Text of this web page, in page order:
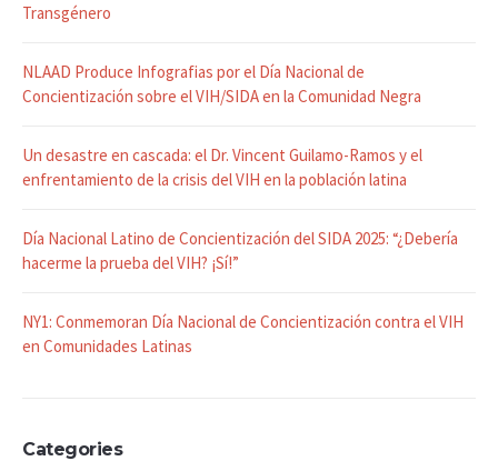
Transgénero
NLAAD Produce Infografias por el Día Nacional de
Concientización sobre el VIH/SIDA en la Comunidad Negra
Un desastre en cascada: el Dr. Vincent Guilamo-Ramos y el
enfrentamiento de la crisis del VIH en la población latina
Día Nacional Latino de Concientización del SIDA 2025: “¿Debería
hacerme la prueba del VIH? ¡Sí!”
NY1: Conmemoran Día Nacional de Concientización contra el VIH
en Comunidades Latinas
Categories